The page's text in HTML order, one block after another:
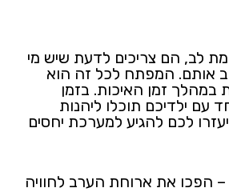
לב, הם צריכים לדעת שיש מי
אותם. המפתח לכל זה הוא
זמן האיכות. בזמן
עם ילדיכם תוכלו ליהנות
לכם להגיע למערכת יחסים
– הפכו את ארוחת הערב לחוויה